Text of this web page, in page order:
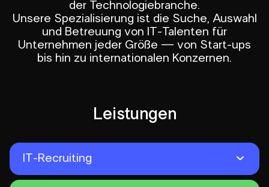
der Technologiebranche.
Unsere Spezialisierung ist die Suche, Auswahl
und Betreuung von IT-Talenten für
Unternehmen jeder Größe — von Start-ups
bis hin zu internationalen Konzernen.
Leistungen
IT-Recruiting